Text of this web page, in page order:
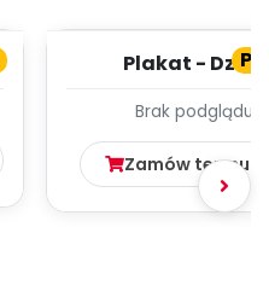
Plakat - Dzień
Brak podglądu
Zamów ten